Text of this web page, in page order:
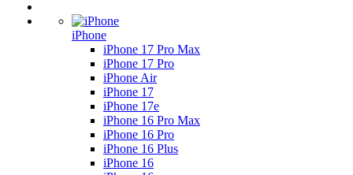
iPhone
iPhone 17 Pro Max
iPhone 17 Pro
iPhone Air
iPhone 17
iPhone 17e
iPhone 16 Pro Max
iPhone 16 Pro
iPhone 16 Plus
iPhone 16